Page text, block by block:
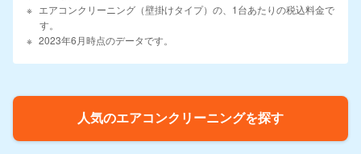
エアコンクリーニング（壁掛けタイプ）の、1台あたりの税込料金で
す。
2023年6月時点のデータです。
人気のエアコンクリーニングを探す